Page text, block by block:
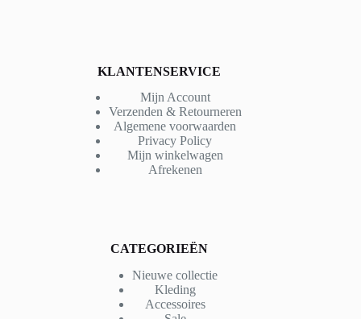
KLANTENSERVICE
Mijn Account
Verzenden & Retourneren
Algemene voorwaarden
Privacy Policy
Mijn winkelwagen
Afrekenen
CATEGORIEËN
Nieuwe collectie
Kleding
Accessoires